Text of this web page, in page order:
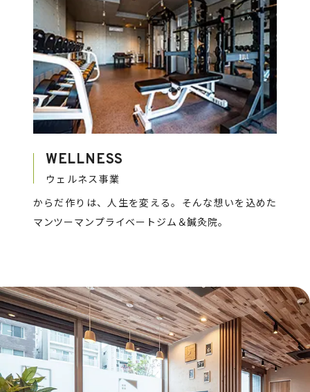
WELLNESS
ウェルネス事業
からだ作りは、人生を変える。そんな想いを込めた
マンツーマンプライベートジム＆鍼灸院。